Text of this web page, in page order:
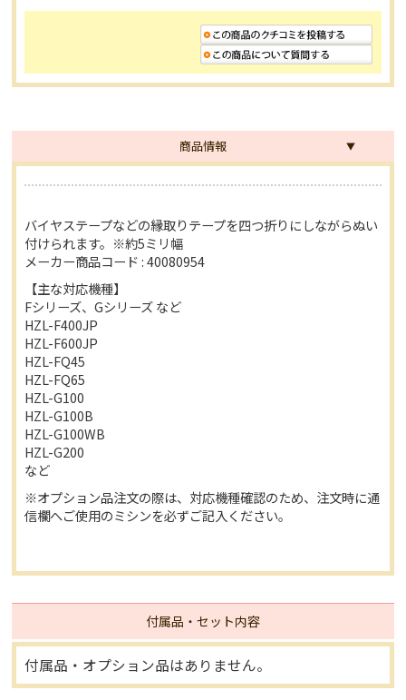
商品情報
バイヤステープなどの縁取りテープを四つ折りにしながらぬい
付けられます。※約5ミリ幅
メーカー商品コード : 40080954
【主な対応機種】
Fシリーズ、Gシリーズ など
HZL-F400JP
HZL-F600JP
HZL-FQ45
HZL-FQ65
HZL-G100
HZL-G100B
HZL-G100WB
HZL-G200
など
※オプション品注文の際は、対応機種確認のため、注文時に通
信欄へご使用のミシンを必ずご記入ください。
付属品・セット内容
付属品・オプション品はありません。